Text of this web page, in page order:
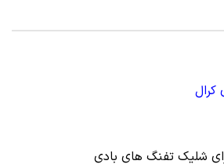
شلیک تفنگ های بادی